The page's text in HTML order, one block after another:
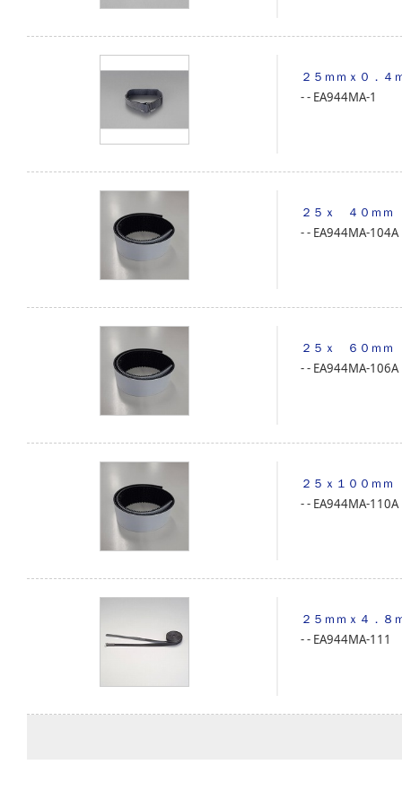
２５ｍｍｘ０．
‐‐ EA944MA-1
２５ｘ ４０ｍｍ
‐‐ EA944MA-104A
２５ｘ ６０ｍｍ
‐‐ EA944MA-106A
２５ｘ１００ｍ
‐‐ EA944MA-110A
２５ｍｍｘ４．
‐‐ EA944MA-111